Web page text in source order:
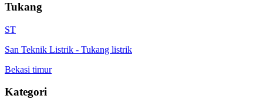
Tukang
ST
San Teknik Listrik - Tukang listrik
Bekasi timur
Kategori